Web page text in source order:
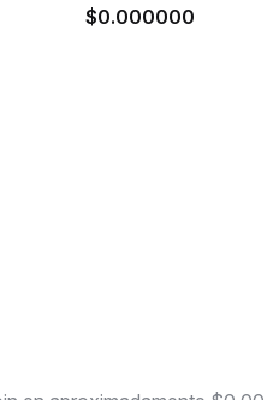
$0.000000